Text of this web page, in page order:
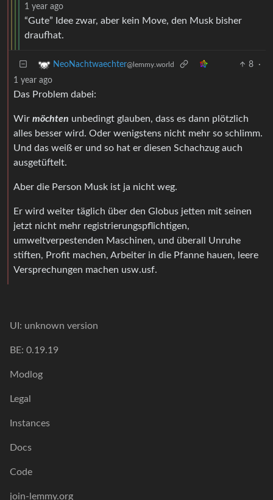
1 year ago
“Gute” Idee zwar, aber kein Move, den Musk bisher
draufhat.
NeoNachtwaechter@lemmy.world 8
·
1 year ago
Das Problem dabei:
Wir möchten unbedingt glauben, dass es dann plötzlich
alles besser wird. Oder wenigstens nicht mehr so schlimm.
Und das weiß er und so hat er diesen Schachzug auch
ausgetüftelt.
Aber die Person Musk ist ja nicht weg.
Er wird weiter täglich über den Globus jetten mit seinen
jetzt nicht mehr registrierungspflichtigen,
umweltverpestenden Maschinen, und überall Unruhe
stiften, Profit machen, Arbeiter in die Pfanne hauen, leere
Versprechungen machen usw.usf.
UI: unknown version
BE: 0.19.19
Modlog
Legal
Instances
Docs
Code
join-lemmy.org